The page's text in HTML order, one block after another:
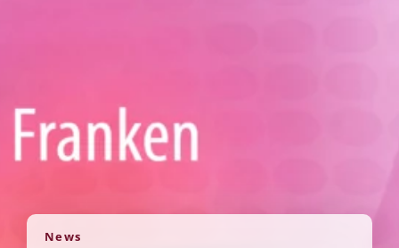
News